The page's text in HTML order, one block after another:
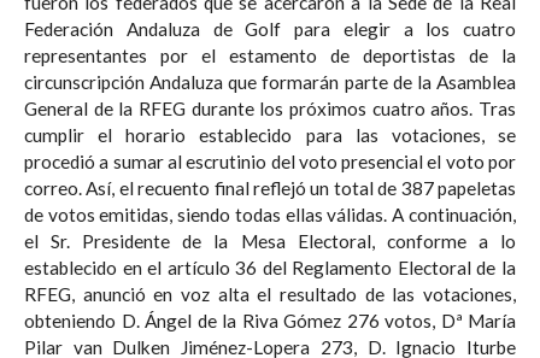
Federación Andaluza de Golf para elegir a los cuatro
representantes por el estamento de deportistas de la
circunscripción Andaluza que formarán parte de la Asamblea
General de la RFEG durante los próximos cuatro años. Tras
cumplir el horario establecido para las votaciones, se
procedió a sumar al escrutinio del voto presencial el voto por
correo. Así, el recuento final reflejó un total de 387 papeletas
de votos emitidas, siendo todas ellas válidas. A continuación,
el Sr. Presidente de la Mesa Electoral, conforme a lo
establecido en el artículo 36 del Reglamento Electoral de la
RFEG, anunció en voz alta el resultado de las votaciones,
obteniendo D. Ángel de la Riva Gómez 276 votos, Dª María
Pilar van Dulken Jiménez-Lopera 273, D. Ignacio Iturbe